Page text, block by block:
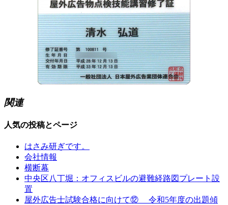
関連
人気の投稿とページ
はさみ研ぎです。
会社情報
横断幕
中央区八丁堀：オフィスビルの避難経路図プレート設
置
屋外広告士試験合格に向けて⑫ 令和5年度の出題傾